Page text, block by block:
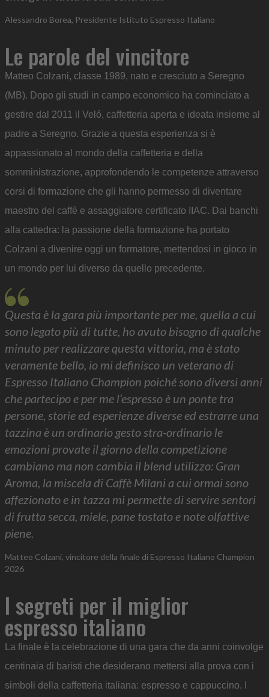
Alessandro Borea, Presidente Istituto Espresso Italiano
Le parole del vincitore
Matteo Colzani, classe 1989, nato e cresciuto a Seregno
(MB). Dopo gli studi in campo economico ha cominciato a
gestire dal 2011 il Veló, caffetteria aperta e ideata insieme al
padre a Seregno. Grazie a questa esperienza si è
appassionato al mondo della caffetteria e della
somministrazione, approfondendo le competenze attraverso
corsi di formazione che gli hanno permesso di diventare
maestro del caffè e assaggiatore certificato IIAC. Dai banchi
alla cattedra: la passione della formazione ha portato
Colzani a divenire oggi un formatore, mettendosi in gioco in
un mondo per lui diverso da quello precedente.
Questa è la gara più importante per me, quella a cui
sono legato più di tutte, ho avuto bisogno di qualche
minuto per realizzare questa vittoria, ma è stato
veramente bello, io mi definisco un veterano di
Espresso Italiano Champion poiché sono diversi anni
che partecipo e per me l’espresso è un ponte tra
persone, storie ed esperienze diverse ed estrarre una
tazzina è un ordinario gesto stra-ordinario le
emozioni provate il giorno della competizione
cambiano ma non cambia il blend utilizzo: Gran
Aroma, la miscela di Caffè Milani a cui ormai sono
affezionato e in tazza mi permette di servire sentori
di frutta secca, miele, pane tostato e note olfattive
piene.
Matteo Colzani, vincitore della finale di Espresso Italiano Champion
2026
I segreti per il miglior
espresso italiano
La finale è la celebrazione di una gara che da anni coinvolge
centinaia di baristi che desiderano mettersi alla prova con i
simboli della caffetteria italiana: espresso e cappuccino. I